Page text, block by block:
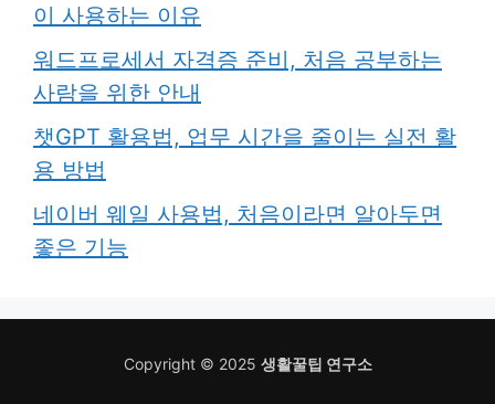
이 사용하는 이유
워드프로세서 자격증 준비, 처음 공부하는
사람을 위한 안내
챗GPT 활용법, 업무 시간을 줄이는 실전 활
용 방법
네이버 웨일 사용법, 처음이라면 알아두면
좋은 기능
Copyright © 2025 생활꿀팁 연구소